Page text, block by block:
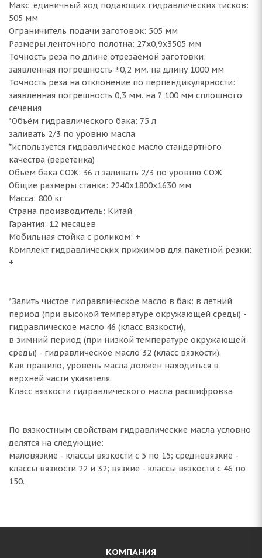
Макс. единичный ход подающих гидравлических тисков:
505 мм
Ограничитель подачи заготовок: 505 мм
Размеры ленточного полотна: 27х0,9х3505 мм
Точность реза по длине отрезаемой заготовки:
заявленная погрешность ±0,2 мм. на длину 1000 мм
Точность реза на отклонение по перпендикулярности:
заявленная погрешность 0,3 мм. на ? 100 мм сплошного
сечения
*Объём гидравлического бака: 75 л
заливать 2/3 по уровню масла
*используется гидравлическое масло стандартного
качества (веретёнка)
Объём бака СОЖ: 36 л заливать 2/3 по уровню СОЖ
Общие размеры станка: 2240х1800х1630 мм
Масса: 800 кг
Страна производитель: Китай
Гарантия: 12 месяцев
Мобильная стойка с роликом: +
Комплект гидравлических прижимов для пакетной резки:
+
*Залить чистое гидравлическое масло в бак: в летний
период (при высокой температуре окружающей среды) -
гидравлическое масло 46 (класс вязкости),
в зимний период (при низкой температуре окружающей
среды) - гидравлическое масло 32 (класс вязкости).
Как правило, уровень масла должен находиться в
верхней части указателя.
Класс вязкости гидравлического масла расшифровка
По вязкостным свойствам гидравлические масла условно
делятся на следующие:
маловязкие - классы вязкости с 5 по 15; средневязкие -
классы вязкости 22 и 32; вязкие - классы вязкости с 46 по
150.
КОМПАНИЯ